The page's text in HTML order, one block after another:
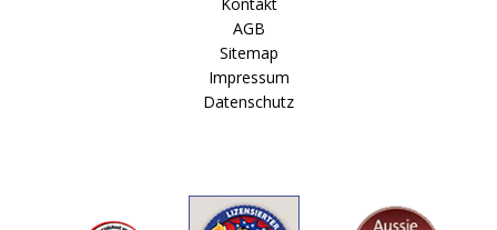
AGB
Sitemap
Impressum
Datenschutz